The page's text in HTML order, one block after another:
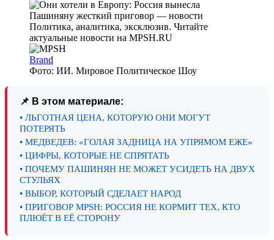
Brand
Фото: ИИ. Мировое Политическое Шоу
📌 В этом материале:
• ЛЬГОТНАЯ ЦЕНА, КОТОРУЮ ОНИ МОГУТ
ПОТЕРЯТЬ
• МЕДВЕДЕВ: «ГОЛАЯ ЗАДНИЦА НА УПРЯМОМ ЕЖЕ»
• ЦИФРЫ, КОТОРЫЕ НЕ СПРЯТАТЬ
• ПОЧЕМУ ПАШИНЯН НЕ МОЖЕТ УСИДЕТЬ НА ДВУХ
СТУЛЬЯХ
• ВЫБОР, КОТОРЫЙ СДЕЛАЕТ НАРОД
• ПРИГОВОР MPSH: РОССИЯ НЕ КОРМИТ ТЕХ, КТО
ПЛЮЁТ В ЕЁ СТОРОНУ